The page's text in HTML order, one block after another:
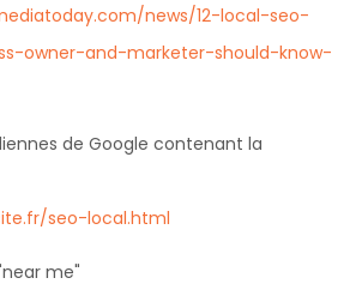
news/12-local-seo-
owner-and-marketer-should-know-
de Google contenant la
seo-local.html
me"